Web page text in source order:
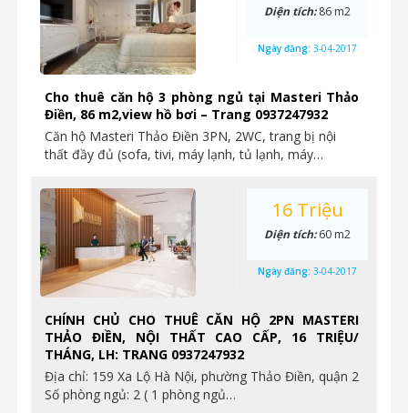
Cho thuê căn hộ 3 phòng ngủ tại Masteri Thảo
Điền, 86 m2,view hồ bơi – Trang 0937247932
Căn hộ Masteri Thảo Điền 3PN, 2WC, trang bị nội
thất đầy đủ (sofa, tivi, máy lạnh, tủ lạnh, máy…
Diện tích:86 m2
Ngày đăng: 3-04-2017
CHÍNH CHỦ CHO THUÊ CĂN HỘ 2PN MASTERI
THẢO ĐIỀN, NỘI THẤT CAO CẤP, 16 TRIỆU/
THÁNG, LH: TRANG 0937247932
Địa chỉ: 159 Xa Lộ Hà Nội, phường Thảo Điền, quận 2
Số phòng ngủ: 2 ( 1 phòng ngủ…
16 Triệu
Diện tích:60 m2
Ngày đăng: 3-04-2017